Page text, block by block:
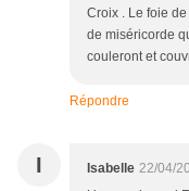
Croix . Le foie
de miséricorde
couleront et
Répondre
I Isabelle 22/04/